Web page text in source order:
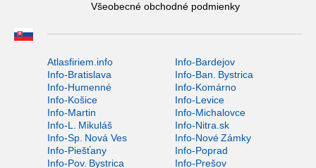
Všeobecné obchodné podmienky
Atlasfiriem.info
Info-Bardejov
Info-Bratislava
Info-Ban. Bystrica
Info-Humenné
Info-Komárno
Info-Košice
Info-Levice
Info-Martin
Info-Michalovce
Info-L. Mikuláš
Info-Nitra.sk
Info-Sp. Nová Ves
Info-Nové Zámky
Info-Piešťany
Info-Poprad
Info-Pov. Bystrica
Info-Prešov